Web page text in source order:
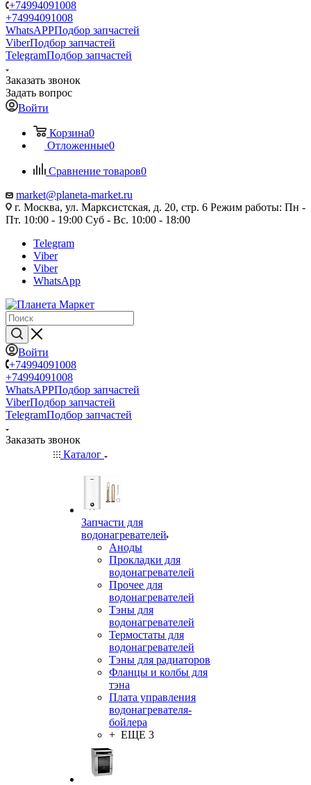
+74994091008
+74994091008
WhatsAPPПодбор запчастей
ViberПодбор запчастей
TelegramПодбор запчастей
Заказать звонок
Задать вопрос
Войти
Корзина0
Отложенные0
Сравнение товаров0
market@planeta-market.ru
г. Москва, ул. Марксистская, д. 20, стр. 6 Режим работы: Пн -
Пт. 10:00 - 19:00 Суб - Вс. 10:00 - 18:00
Telegram
Viber
Viber
WhatsApp
Войти
+74994091008
+74994091008
WhatsAPPПодбор запчастей
ViberПодбор запчастей
TelegramПодбор запчастей
Заказать звонок
Каталог
Запчасти для
водонагревателей
Аноды
Прокладки для
водонагревателей
Прочее для
водонагревателей
Тэны для
водонагревателей
Термостаты для
водонагревателей
Тэны для радиаторов
Фланцы и колбы для
тэна
Плата управления
водонагревателя-
бойлера
+ ЕЩЕ 3